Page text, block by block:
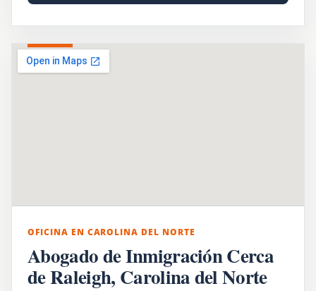
OFICINA EN CAROLINA DEL NORTE
Abogado de Inmigración Cerca
de Raleigh, Carolina del Norte